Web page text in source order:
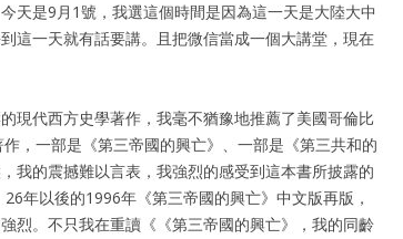
絕
想
統
體制外時期
流亡時期
重病時期
浩氣長流
天是9月1號，我選這個時間是因為這一天是大陸大中
這一天就有話要講。且把微信當成一個大講堂，現在
現代西方史學著作，我毫不猶豫地推薦了美國哥倫比
，一部是《第三帝國的興亡》、一部是《第三共和的
我的震撼難以言表，我強烈的感受到這本書所披露的
年以後的1996年《第三帝國的興亡》中文版再版，
烈。不只我在重讀《《第三帝國的興亡》，我的同齡